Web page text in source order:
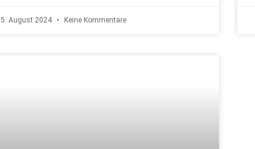
5. August 2024 Keine Kommentare